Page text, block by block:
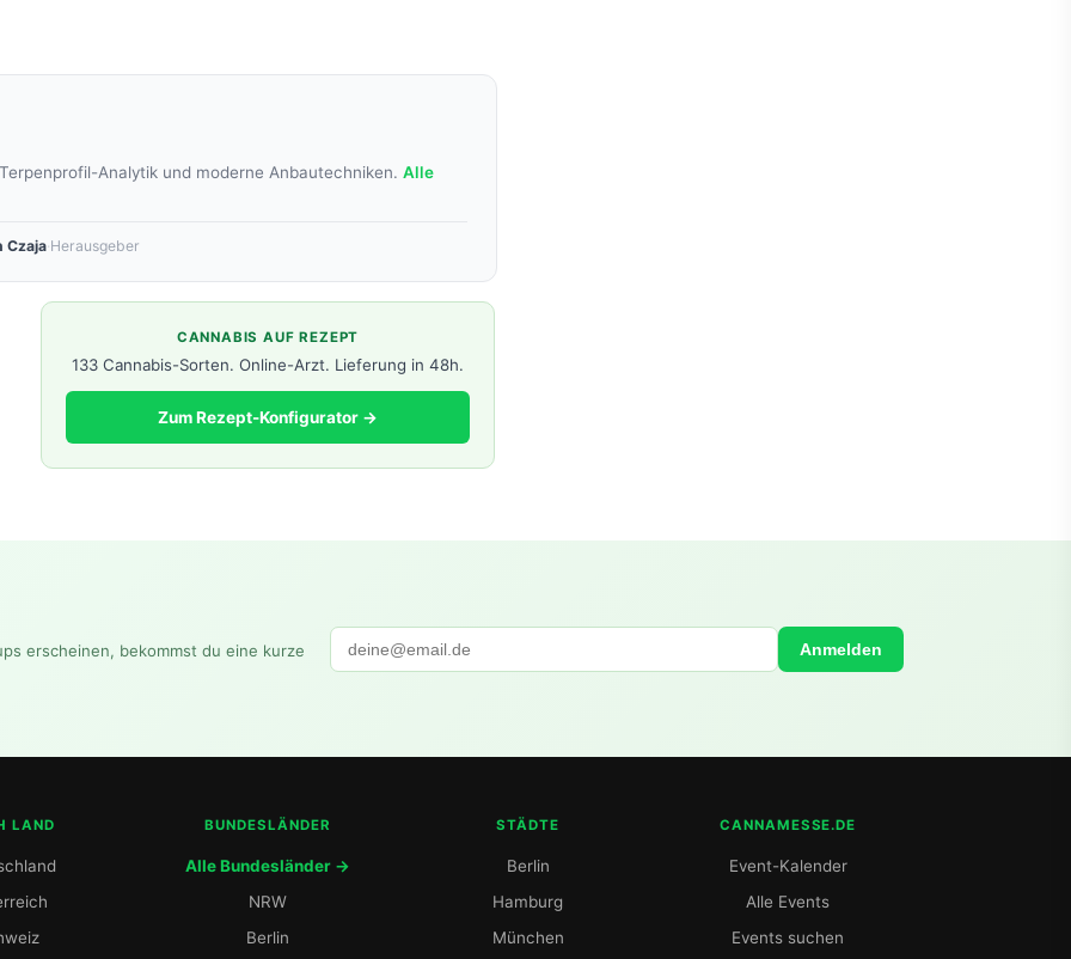
Analytik und moderne Anbautechniken. Alle
Czaja·Herausgeber
CANNABIS AUF REZEPT
133 Cannabis-Sorten. Online-Arzt. Lieferung in 48h.
Zum Rezept-Konfigurator →
erscheinen, bekommst du eine kurze
Anmelden
LAND BUNDESLÄNDER
Alle Bundesländer →
NRW
Berlin
STÄDTE
Berlin
Hamburg
München
CANNAMESSE.DE
Event-Kalender
Alle Events
Events suchen